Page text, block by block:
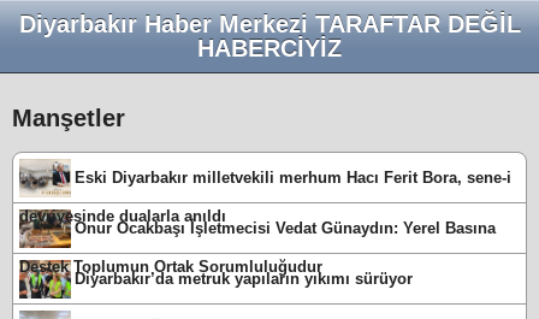
Diyarbakır Haber Merkezi TARAFTAR DEĞİL
HABERCİYİZ
Manşetler
Eski Diyarbakır milletvekili merhum Hacı Ferit Bora, sene-i
devriyesinde dualarla anıldı
Onur Ocakbaşı İşletmecisi Vedat Günaydın: Yerel Basına
Destek Toplumun Ortak Sorumluluğudur
Diyarbakır’da metruk yapıların yıkımı sürüyor